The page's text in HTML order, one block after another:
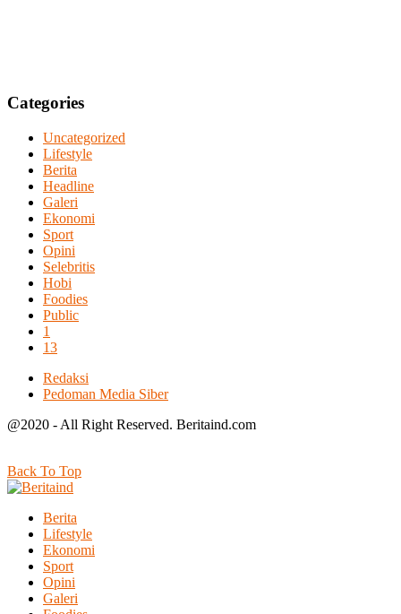
Categories
Uncategorized
Lifestyle
Berita
Headline
Galeri
Ekonomi
Sport
Opini
Selebritis
Hobi
Foodies
Public
1
13
Redaksi
Pedoman Media Siber
@2020 - All Right Reserved. Beritaind.com
Back To Top
Berita
Lifestyle
Ekonomi
Sport
Opini
Galeri